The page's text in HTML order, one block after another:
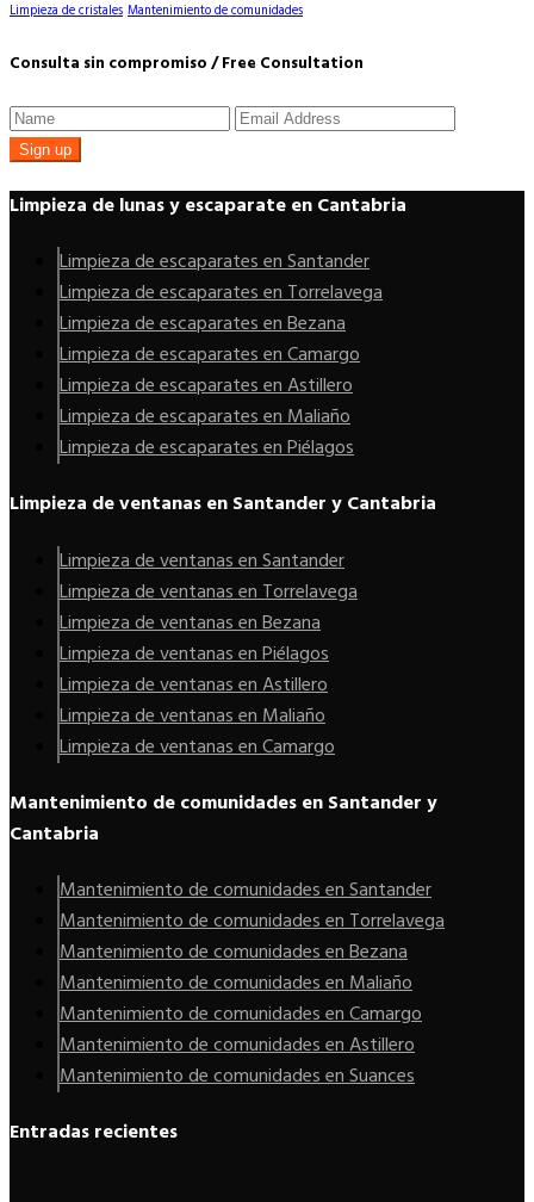
Limpieza de cristales Mantenimiento de comunidades
Consulta sin compromiso / Free Consultation
Sign up
Limpieza de lunas y escaparate en Cantabria
Limpieza de escaparates en Santander
Limpieza de escaparates en Torrelavega
Limpieza de escaparates en Bezana
Limpieza de escaparates en Camargo
Limpieza de escaparates en Astillero
Limpieza de escaparates en Maliaño
Limpieza de escaparates en Piélagos
Limpieza de ventanas en Santander y Cantabria
Limpieza de ventanas en Santander
Limpieza de ventanas en Torrelavega
Limpieza de ventanas en Bezana
Limpieza de ventanas en Piélagos
Limpieza de ventanas en Astillero
Limpieza de ventanas en Maliaño
Limpieza de ventanas en Camargo
Mantenimiento de comunidades en Santander y
Cantabria
Mantenimiento de comunidades en Santander
Mantenimiento de comunidades en Torrelavega
Mantenimiento de comunidades en Bezana
Mantenimiento de comunidades en Maliaño
Mantenimiento de comunidades en Camargo
Mantenimiento de comunidades en Astillero
Mantenimiento de comunidades en Suances
Entradas recientes